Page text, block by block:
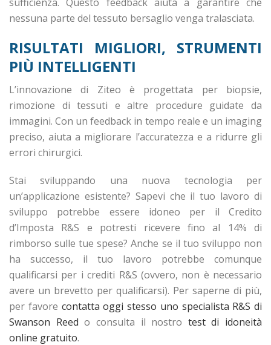
nessuna parte del tessuto bersaglio venga tralasciata.
RISULTATI MIGLIORI, STRUMENTI
PIÙ INTELLIGENTI
L’innovazione di Ziteo è progettata per biopsie,
rimozione di tessuti e altre procedure guidate da
immagini. Con un feedback in tempo reale e un imaging
preciso, aiuta a migliorare l’accuratezza e a ridurre gli
errori chirurgici.
Stai sviluppando una nuova tecnologia per
un’applicazione esistente? Sapevi che il tuo lavoro di
sviluppo potrebbe essere idoneo per il Credito
d’Imposta R&S e potresti ricevere fino al 14% di
rimborso sulle tue spese? Anche se il tuo sviluppo non
ha successo, il tuo lavoro potrebbe comunque
qualificarsi per i crediti R&S (ovvero, non è necessario
avere un brevetto per qualificarsi). Per saperne di più,
per favore contatta oggi stesso uno specialista R&S di
Swanson Reed o consulta il nostro test di idoneità
online gratuito.